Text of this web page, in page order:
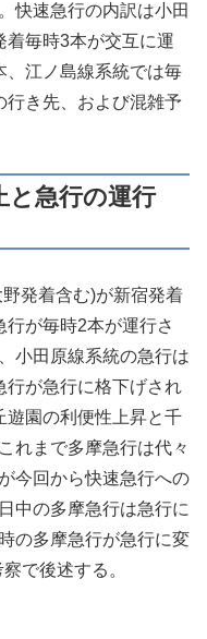
快速急行の内訳は小田
着毎時3本が交互に運
、江ノ島線系統では毎
行き先、および混雑予
と急行の運行
発着含む)が新宿発着
が毎時2本が運行さ
小田原線系統の急行は
行が急行に格下げされ
遊園の利便性上昇と千
れまで多摩急行は代々
今回から快速急行への
中の多摩急行は急行に
の多摩急行が急行に変
で後述する。